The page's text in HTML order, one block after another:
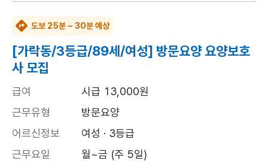
도보 25분 ~ 30분 예상
[가락동/3등급/89세/여성] 방문요양 요양보호
사 모집
급여
시급 13,000원
근무유형
방문요양
어르신정보
여성 · 3등급
근무요일
월~금 (주 5일)